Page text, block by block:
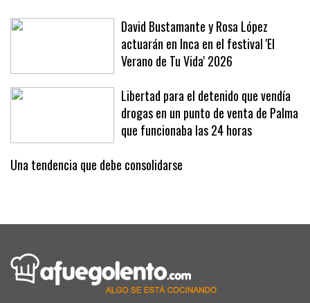
El eclipse de 1706: cuando el cosmos eclipsó a los Borbones
David Bustamante y Rosa López
actuarán en Inca en el festival 'El
Verano de Tu Vida' 2026
Libertad para el detenido que vendía
drogas en un punto de venta de Palma
que funcionaba las 24 horas